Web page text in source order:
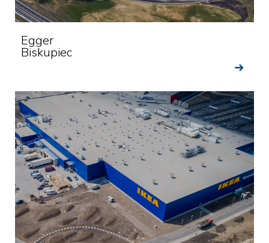
Egger
Biskupiec